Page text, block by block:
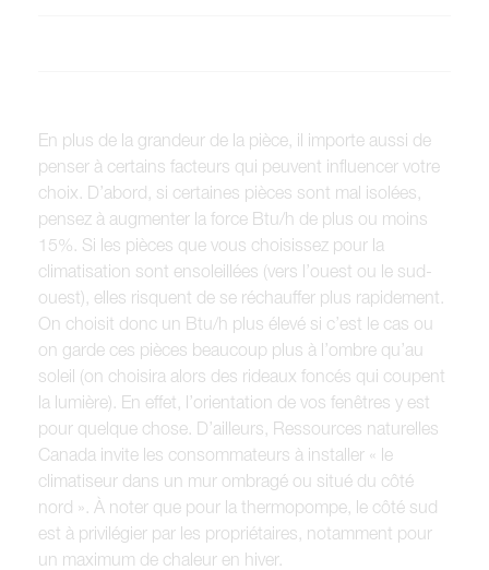
En plus de la grandeur de la pièce, il importe aussi de
penser à certains facteurs qui peuvent influencer votre
choix. D’abord, si certaines pièces sont mal isolées,
pensez à augmenter la force Btu/h de plus ou moins
15%. Si les pièces que vous choisissez pour la
climatisation sont ensoleillées (vers l’ouest ou le sud-
ouest), elles risquent de se réchauffer plus rapidement.
On choisit donc un Btu/h plus élevé si c’est le cas ou
on garde ces pièces beaucoup plus à l’ombre qu’au
soleil (on choisira alors des rideaux foncés qui coupent
la lumière). En effet, l’orientation de vos fenêtres y est
pour quelque chose. D’ailleurs, Ressources naturelles
Canada invite les consommateurs à installer « le
climatiseur dans un mur ombragé ou situé du côté
nord ». À noter que pour la thermopompe, le côté sud
est à privilégier par les propriétaires, notamment pour
un maximum de chaleur en hiver.